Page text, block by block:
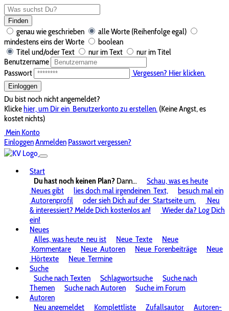
Finden
genau wie geschrieben
alle Worte (Reihenfolge egal)
mindestens eins der Worte
boolean
Titel und/oder Text
nur im Text
nur im Titel
Benutzername
Passwort
Vergessen? Hier klicken.
Einloggen
Du bist noch nicht angemeldet?
Klickehier, um Dir ein Benutzerkonto zu erstellen. (Keine Angst, es
kostet nichts)
Mein Konto
EinloggenAnmelden Passwort vergessen?
Start
Du hast noch keinen Plan? Dann...
Schau, was es heute
Neues gibt
lies doch mal irgendeinen Text,
besuch mal ein
Autorenprofil
oder sieh Dich auf der Startseite um.
Neu
& interessiert? Melde Dich kostenlos an!
Wieder da? Log Dich
ein!
Neues
Alles, was heute neu ist Neue Texte
Neue
Kommentare
Neue Autoren Neue Forenbeiträge
Neue
Hörtexte
Neue Termine
Suche
Suche nach Texten
Schlagwortsuche
Suche nach
Themen
Suche nach Autoren
Suche im Forum
Autoren
Neu angemeldet
Komplettliste Zufallsautor
Autoren-